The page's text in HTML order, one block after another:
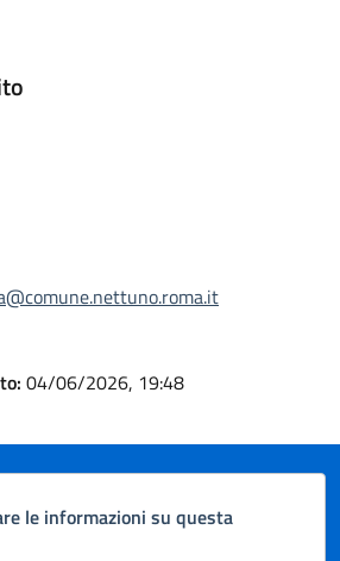
04/06/2026, 19:48
le informazioni su questa